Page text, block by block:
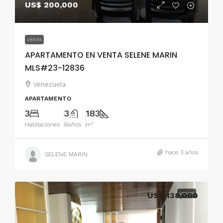
US$ 200,000
VENTA
APARTAMENTO EN VENTA SELENE MARIN
MLS#23-12836
Venezuela
APARTAMENTO
3
Habitaciones
3
Baños
183
m²
SELENE MARIN hace 3 años
VENTA
US$ 138,000